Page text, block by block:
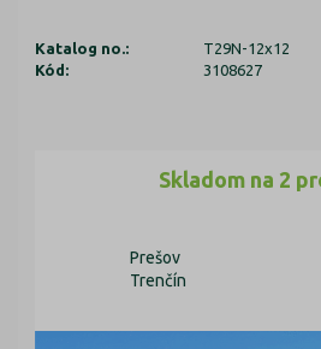
Katalog no.:
T29N-12x12
Kód:
3108627
Skladom na 2
Prešov
Trenčín